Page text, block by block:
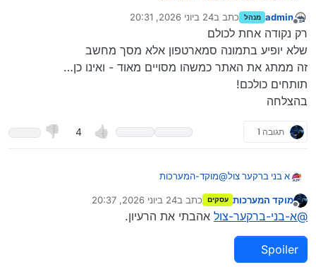
admin מנהל כתב ב24 ביוני 2026, 20:31
נערך לאחרונה על ידי
רק נקודה אחת לכולם
שלא יופיע בתמונה סמארטפון אלא מסך מחשב
זה ממתג את האתר כמשהו מסויים מאוד - ואינו כן…
תותחים כולכם!
בהצלחה
תגובה 1 4
א בני ברקער צול@מוקד-המערכות
מוקד המערכות עסקים כתב ב24 ביוני 2026, 20:37
נערך לאחרונה על ידי
@א-בני-ברקער-צול אהבתי את הרעיון.
Spoiler